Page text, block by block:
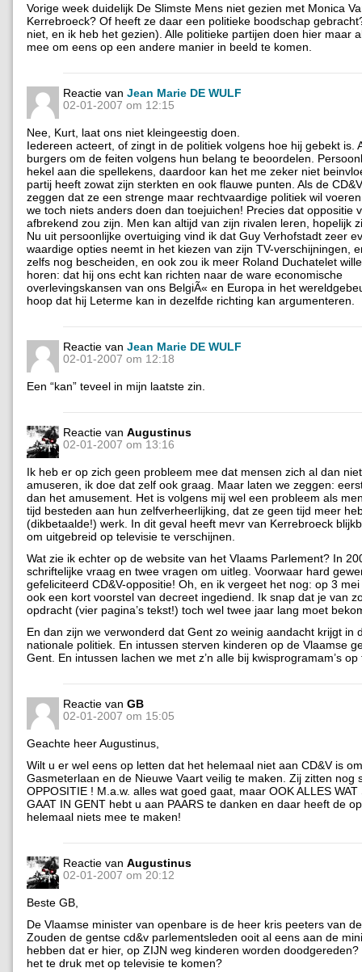
Vorige week duidelijk De Slimste Mens niet gezien met Monica
Kerrebroeck? Of heeft ze daar een politieke boodschap
niet, en ik heb het gezien). Alle politieke partijen doen hier maar
mee om eens op een andere manier in beeld te komen.
Reactie van Jean Marie DE WULF
02-01-2007 om 12:15
Nee, Kurt, laat ons niet kleingeestig doen.
Iedereen acteert, of zingt in de politiek volgens hoe hij gebekt is.
burgers om de feiten volgens hun belang te beoordelen.
hekel aan die spellekens, daardoor kan het me zeker niet
partij heeft zowat zijn sterkten en ook flauwe punten. Als de
zeggen dat ze een strenge maar rechtvaardige politiek wil
we toch niets anders doen dan toejuichen! Precies dat oppositie
afbrekend zou zijn. Men kan altijd van zijn rivalen leren, hopelijk
Nu uit persoonlijke overtuiging vind ik dat Guy Verhofstadt zeer
waardige opties neemt in het kiezen van zijn TV-verschijningen,
zelfs nog bescheiden, en ook zou ik meer Roland Duchatelet
horen: dat hij ons echt kan richten naar de ware economische
overlevingskansen van ons BelgiÃ« en Europa in het
hoop dat hij Leterme kan in dezelfde richting kan argumenteren.
Reactie van Jean Marie DE WULF
02-01-2007 om 12:18
Een “kan” teveel in mijn laatste zin.
Reactie van Augustinus
02-01-2007 om 13:16
Ik heb er op zich geen probleem mee dat mensen zich al dan
amuseren, ik doe dat zelf ook graag. Maar laten we zeggen:
dan het amusement. Het is volgens mij wel een probleem als
tijd besteden aan hun zelfverheerlijking, dat ze geen tijd meer
(dikbetaalde!) werk. In dit geval heeft mevr van Kerrebroeck
om uitgebreid op televisie te verschijnen.
Wat zie ik echter op de website van het Vlaams Parlement? In
schriftelijke vraag en twee vragen om uitleg. Voorwaar hard
gefeliciteerd CD&V-oppositie! Oh, en ik vergeet het nog: op 3
ook een kort voorstel van decreet ingediend. Ik snap dat je van
opdracht (vier pagina’s tekst!) toch wel twee jaar lang moet
En dan zijn we verwonderd dat Gent zo weinig aandacht krijgt in
nationale politiek. En intussen sterven kinderen op de Vlaamse
Gent. En intussen lachen we met z’n alle bij kwisprogramam’s op
Reactie van GB
02-01-2007 om 15:05
Geachte heer Augustinus,
Wilt u er wel eens op letten dat het helemaal niet aan CD&V is
Gasmeterlaan en de Nieuwe Vaart veilig te maken. Zij zitten nog
OPPOSITIE ! M.a.w. alles wat goed gaat, maar OOK ALLES WAT
GAAT IN GENT hebt u aan PAARS te danken en daar heeft de
helemaal niets mee te maken!
Reactie van Augustinus
02-01-2007 om 20:12
Beste GB,
De Vlaamse minister van openbare is de heer kris peeters van
Zouden de gentse cd&v parlementsleden ooit al eens aan de
hebben dat er hier, op ZIJN weg kinderen worden
het te druk met op televisie te komen?